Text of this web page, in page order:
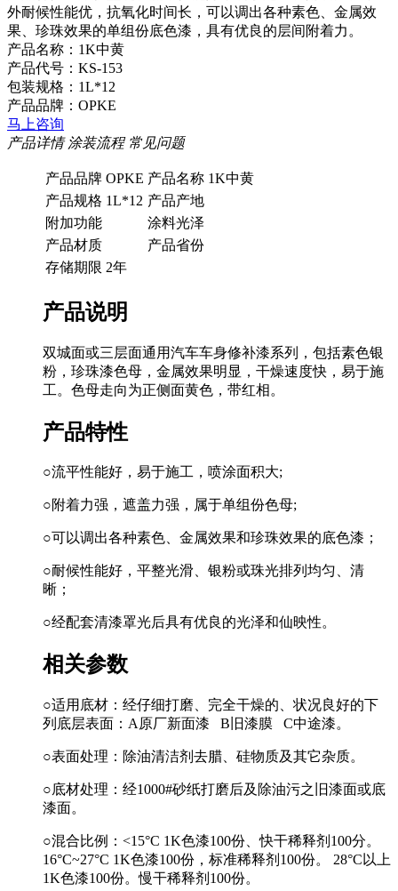
外耐候性能优，抗氧化时间长，可以调出各种素色、金属效
果、珍珠效果的单组份底色漆，具有优良的层间附着力。
产品名称：1K中黄
产品代号：KS-153
包装规格：1L*12
产品品牌：OPKE
马上咨询
产品详情 涂装流程 常见问题
产品品牌 OPKE 产品名称 1K中黄
产品规格 1L*12 产品产地
附加功能
涂料光泽
产品材质
产品省份
存储期限 2年
产品说明
双城面或三层面通用汽车车身修补漆系列，包括素色银
粉，珍珠漆色母，金属效果明显，干燥速度快，易于施
工。色母走向为正侧面黄色，带红相。
产品特性
○流平性能好，易于施工，喷涂面积大;
○附着力强，遮盖力强，属于单组份色母;
○可以调出各种素色、金属效果和珍珠效果的底色漆；
○耐候性能好，平整光滑、银粉或珠光排列均匀、清
晰；
○经配套清漆罩光后具有优良的光泽和仙映性。
相关参数
○适用底材：经仔细打磨、完全干燥的、状况良好的下
列底层表面：A原厂新面漆 B旧漆膜 C中途漆。
○表面处理：除油清洁剂去腊、硅物质及其它杂质。
○底材处理：经1000#砂纸打磨后及除油污之旧漆面或底
漆面。
○混合比例：<15°C 1K色漆100份、快干稀释剂100分。
16°C~27°C 1K色漆100份，标准稀释剂100份。 28°C以上
1K色漆100份。慢干稀释剂100份。